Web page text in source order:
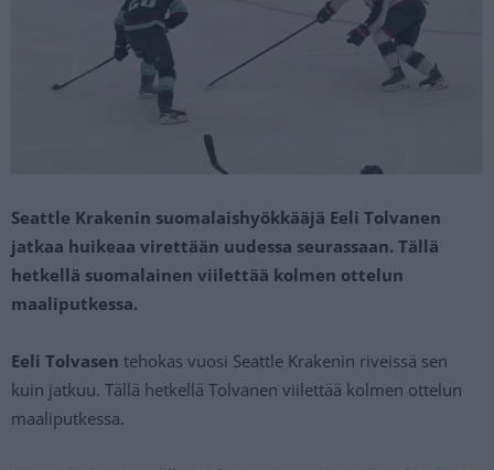
Seattle Krakenin suomalaishyökkääjä Eeli Tolvanen
jatkaa huikeaa virettään uudessa seurassaan. Tällä
hetkellä suomalainen viilettää kolmen ottelun
maaliputkessa.
Eeli Tolvasen tehokas vuosi Seattle Krakenin riveissä sen
kuin jatkuu. Tällä hetkellä Tolvanen viilettää kolmen ottelun
maaliputkessa.